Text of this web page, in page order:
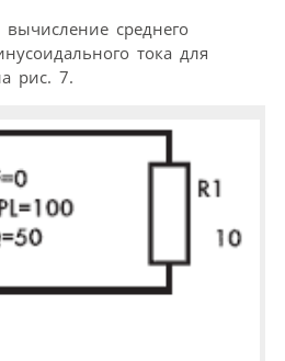
среднего
тока для
рис. 7.